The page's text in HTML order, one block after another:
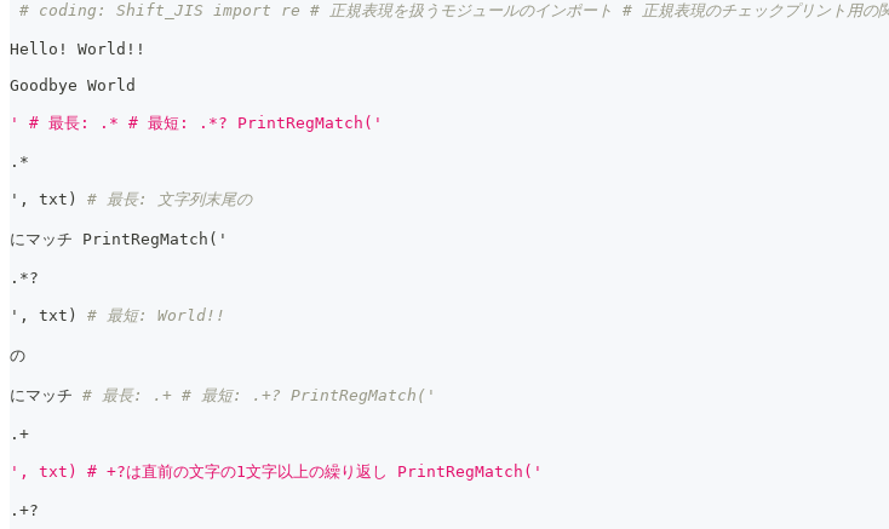
# coding: Shift_JIS import re # 正規表現を扱うモジュールのインポート # 正規表現のチェック
Hello! World!!
Goodbye World
' # 最長: .* # 最短: .*? PrintRegMatch('
. *
' , txt ) # 最長: 文字列末尾の
にマッチ PrintRegMatch ( '
. *?
' , txt ) # 最短: World!!
の
にマッチ # 最長: .+ # 最短: .+? PrintRegMatch('
. +
', txt) # +?は直前の文字の1文字以上の繰り返し PrintRegMatch('
. +?